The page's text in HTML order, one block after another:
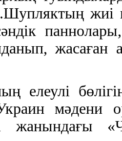
жиі
жасаған
елеулі
мәдени